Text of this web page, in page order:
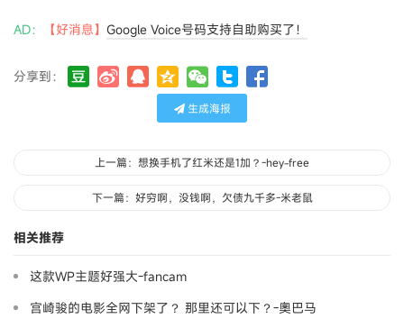
AD： 【好消息】 Google Voice号码支持自助购买了！
分享到：
生成海报
上一篇：想换手机了红米还是1加？-hey-free
下一篇：好穷啊，没钱啊，欠债九千多-米老鼠
相关推荐
这款WP主题好强大-fancam
宫崎骏的电影全网下架了？ 那里还可以下？-奧巴马